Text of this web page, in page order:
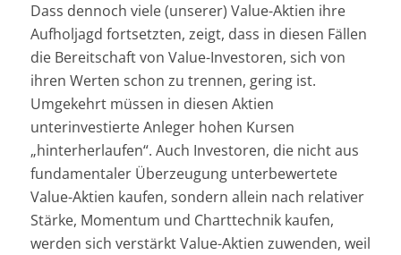
Dass dennoch viele (unserer) Value-Aktien ihre
Aufholjagd fortsetzten, zeigt, dass in diesen Fällen
die Bereitschaft von Value-Investoren, sich von
ihren Werten schon zu trennen, gering ist.
Umgekehrt müssen in diesen Aktien
unterinvestierte Anleger hohen Kursen
„hinterherlaufen“. Auch Investoren, die nicht aus
fundamentaler Überzeugung unterbewertete
Value-Aktien kaufen, sondern allein nach relativer
Stärke, Momentum und Charttechnik kaufen,
werden sich verstärkt Value-Aktien zuwenden, weil